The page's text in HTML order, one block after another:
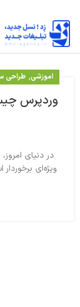
اموزشی, طراحی
وردپرس
در دنیای